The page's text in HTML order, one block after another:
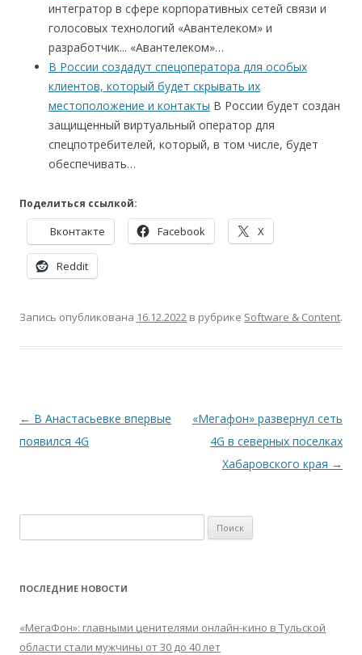
интегратор в сфере корпоративных сетей связи и
голосовых технологий «Авантелеком» и
разработчик... «Авантелеком»…
В России создадут спецоператора для особых
клиентов, который будет скрывать их
местоположение и контакты В России будет создан
защищенный виртуальный оператор для
спецпотребителей, который, в том числе, будет
обеспечивать…
Поделиться ссылкой:
Вконтакте Facebook X
Reddit
Запись опубликована 16.12.2022 в рубрике Software & Content.
Навигация
по
← В Анастасьевке впервые
появился 4G
«Мегафон» развернул сеть
4G в северных поселках
Хабаровского края →
ПОСЛЕДНИЕ НОВОСТИ
«МегаФон»: главными ценителями онлайн-кино в Тульской
области стали мужчины от 30 до 40 лет